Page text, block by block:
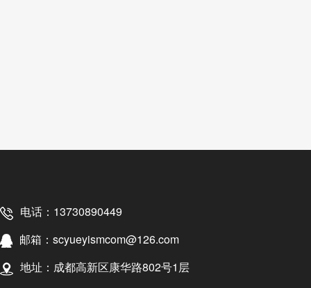
电话：13730890449
邮箱：scyueyismcom@126.com
地址：成都高新区康华路802号1层